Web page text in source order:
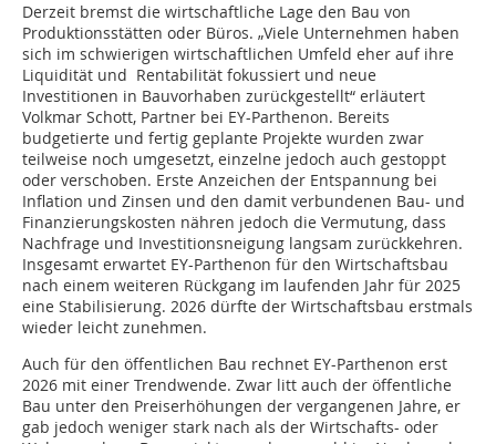
Derzeit bremst die wirtschaftliche Lage den Bau von
Produktionsstätten oder Büros. „Viele Unternehmen haben
sich im schwierigen wirtschaftlichen Umfeld eher auf ihre
Liquidität und Rentabilität fokussiert und neue
Investitionen in Bauvorhaben zurückgestellt“ erläutert
Volkmar Schott, Partner bei EY-Parthenon. Bereits
budgetierte und fertig geplante Projekte wurden zwar
teilweise noch umgesetzt, einzelne jedoch auch gestoppt
oder verschoben. Erste Anzeichen der Entspannung bei
Inflation und Zinsen und den damit verbundenen Bau- und
Finanzierungskosten nähren jedoch die Vermutung, dass
Nachfrage und Investitionsneigung langsam zurückkehren.
Insgesamt erwartet EY-Parthenon für den Wirtschaftsbau
nach einem weiteren Rückgang im laufenden Jahr für 2025
eine Stabilisierung. 2026 dürfte der Wirtschaftsbau erstmals
wieder leicht zunehmen.
Auch für den öffentlichen Bau rechnet EY-Parthenon erst
2026 mit einer Trendwende. Zwar litt auch der öffentliche
Bau unter den Preiserhöhungen der vergangenen Jahre, er
gab jedoch weniger stark nach als der Wirtschafts- oder